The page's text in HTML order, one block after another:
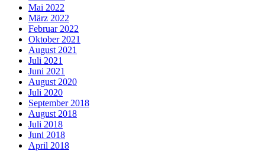
Mai 2022
März 2022
Februar 2022
Oktober 2021
August 2021
Juli 2021
Juni 2021
August 2020
Juli 2020
September 2018
August 2018
Juli 2018
Juni 2018
April 2018